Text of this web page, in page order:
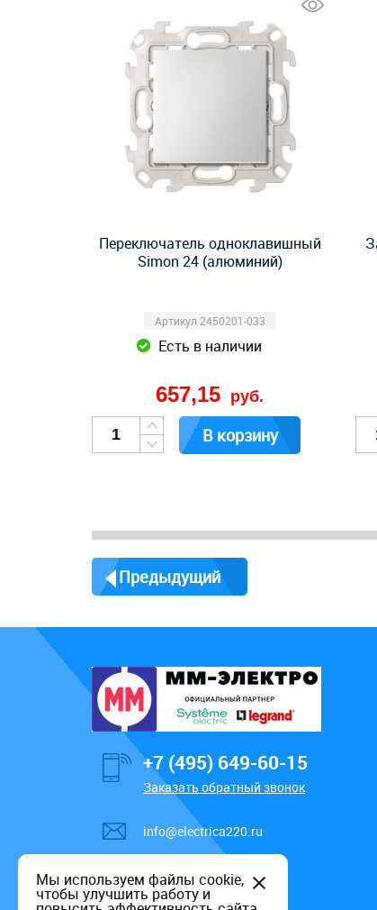
Переключатель одноклавишный
Simon 24 (алюминий)
Артикул 2450201-033
Есть в наличии
657,15 руб.
В корзину
Предыдущий
+7 (495) 649-60-15
Заказать обратный звонок
info@electrica220.ru
Мы используем файлы cookie,
чтобы улучшить работу и